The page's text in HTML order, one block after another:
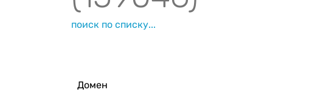
поиск по списку...
Домен